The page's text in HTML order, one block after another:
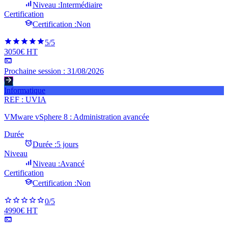
Niveau :Intermédiaire
Certification
Certification :Non
5/5
3050€ HT
Prochaine session : 31/08/2026
Informatique
REF : UVIA
VMware vSphere 8 : Administration avancée
Durée
Durée :5 jours
Niveau
Niveau :Avancé
Certification
Certification :Non
0/5
4990€ HT